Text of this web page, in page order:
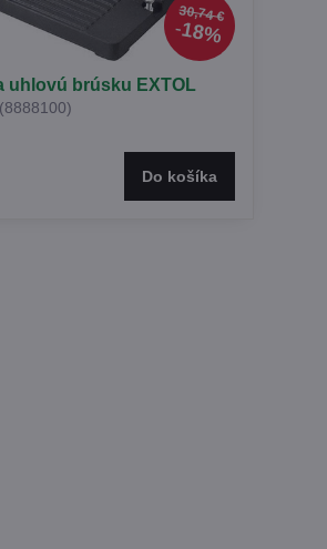
30,74 €
18%
uhlovú brúsku EXTOL
(8888100)
Do košíka